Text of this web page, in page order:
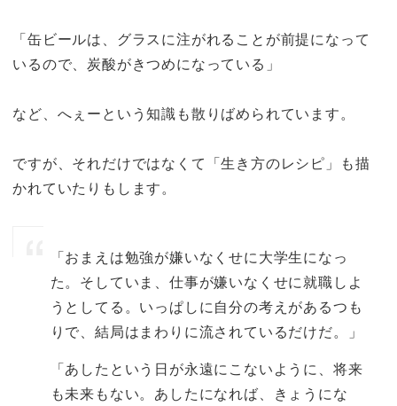
「缶ビールは、グラスに注がれることが前提になって
いるので、炭酸がきつめになっている」
など、へぇーという知識も散りばめられています。
ですが、それだけではなくて「生き方のレシピ」も描
かれていたりもします。
「おまえは勉強が嫌いなくせに大学生になっ
た。そしていま、仕事が嫌いなくせに就職しよ
うとしてる。いっぱしに自分の考えがあるつも
りで、結局はまわりに流されているだけだ。」
「あしたという日が永遠にこないように、将来
も未来もない。あしたになれば、きょうにな